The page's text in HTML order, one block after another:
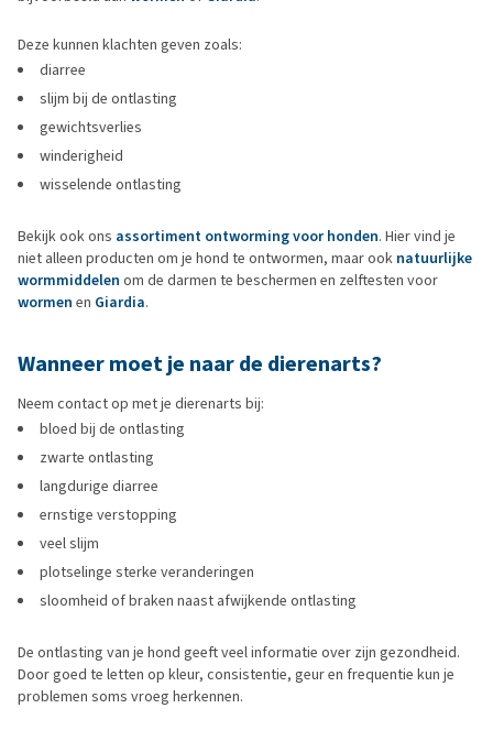
Deze kunnen klachten geven zoals:
diarree
slijm bij de ontlasting
gewichtsverlies
winderigheid
wisselende ontlasting
Bekijk ook ons assortiment ontworming voor honden. Hier vind je
niet alleen producten om je hond te ontwormen, maar ook natuurlijke
wormmiddelen om de darmen te beschermen en zelftesten voor
wormen en Giardia.
Wanneer moet je naar de dierenarts?
Neem contact op met je dierenarts bij:
bloed bij de ontlasting
zwarte ontlasting
langdurige diarree
ernstige verstopping
veel slijm
plotselinge sterke veranderingen
sloomheid of braken naast afwijkende ontlasting
De ontlasting van je hond geeft veel informatie over zijn gezondheid.
Door goed te letten op kleur, consistentie, geur en frequentie kun je
problemen soms vroeg herkennen.